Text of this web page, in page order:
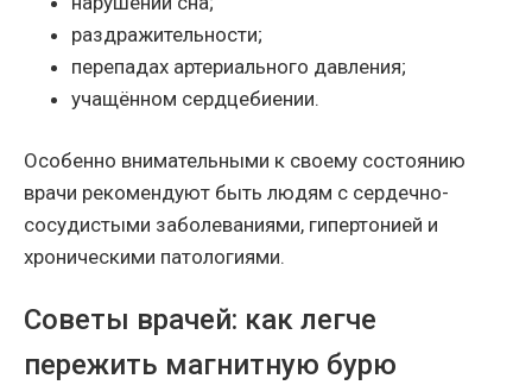
раздражительности;
перепадах артериального давления;
учащённом сердцебиении.
Особенно внимательными к своему состоянию
врачи рекомендуют быть людям с сердечно-
сосудистыми заболеваниями, гипертонией и
хроническими патологиями.
Советы врачей: как легче
пережить магнитную бурю